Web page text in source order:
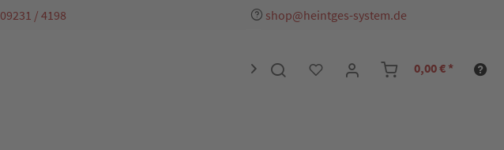
09231 / 4198 shop@heintges-system.de
 0,00 € *